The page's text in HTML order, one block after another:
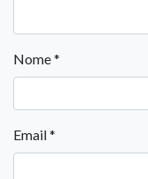
Nome*
Email*